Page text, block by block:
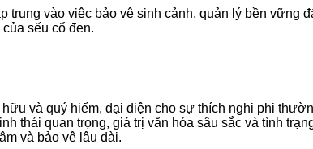
trung vào việc bảo vệ sinh cảnh, quản lý bền vững
sếu cổ đen.
và quý hiếm, đại diện cho sự thích nghi phi
thái quan trọng, giá trị văn hóa sâu sắc và tình
và bảo vệ lâu dài.